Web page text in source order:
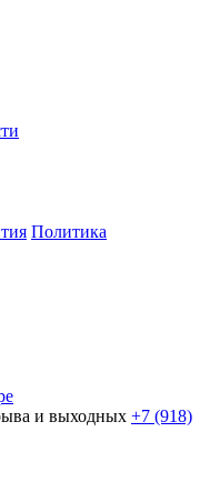
Политика
и выходных +7 (918)